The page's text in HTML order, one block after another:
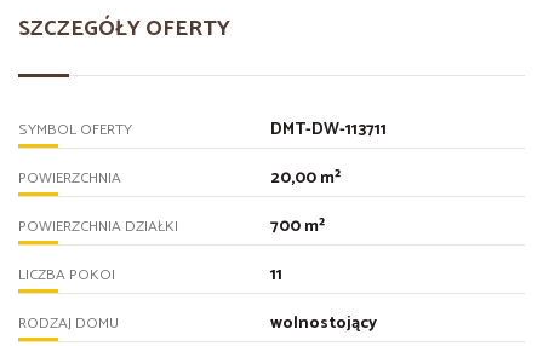
SZCZEGÓŁY OFERTY
SYMBOL OFERTY DMT-DW-113711
POWIERZCHNIA 20,00 m²
POWIERZCHNIA DZIAŁKI 700 m²
LICZBA POKOI 11
RODZAJ DOMU wolnostojący